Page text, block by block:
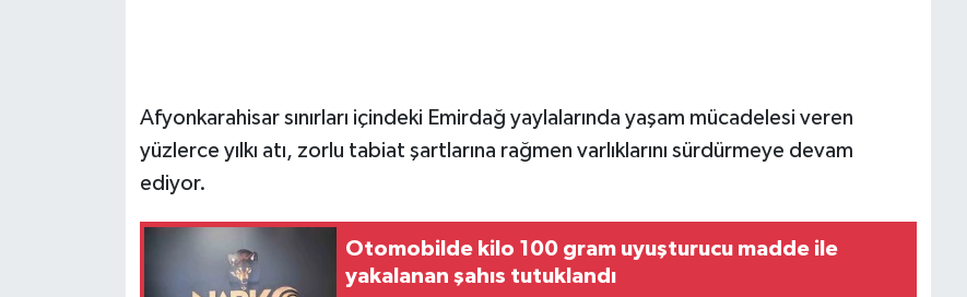
Afyonkarahisar sınırları içindeki Emirdağ yaylalarında yaşam mücadelesi veren
yüzlerce yılkı atı, zorlu tabiat şartlarına rağmen varlıklarını sürdürmeye devam
ediyor.
Otomobilde kilo 100 gram uyuşturucu madde ile
yakalanan şahıs tutuklandı
HABERDE İNSAN